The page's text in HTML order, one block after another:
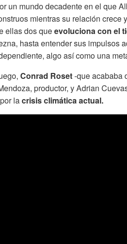
un mundo decadente en el que
mientras su relación crece
ellas dos queevoluciona con el
hasta entender sus impulsos
algo así como una
Conrad Roset-que acababa
productor, y Adrian
lacrisis climática actual.